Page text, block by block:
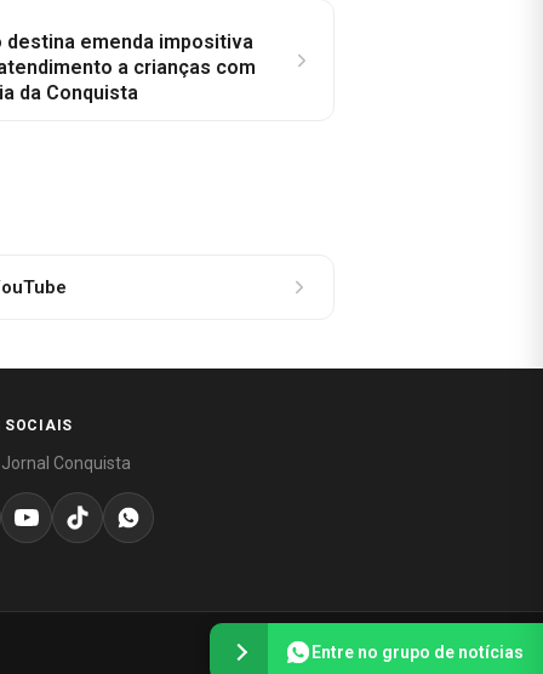
destina emenda impositiva
a crianças com
da Conquista
SOCIAIS
Conquista
Entre no grupo de notícias